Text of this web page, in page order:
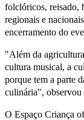
folclóricos, reisado,
regionais e
encerramento do
"Além da
cultura musical, a
porque tem a parte
culinária", observou
O Espaço Criança